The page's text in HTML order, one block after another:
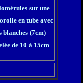
sur une
en tube avec
blanches (7cm)
de 10 à 15cm